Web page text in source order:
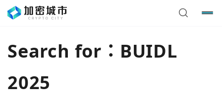
Search for： BUIDL
2025